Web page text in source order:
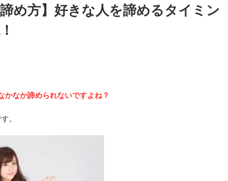
諦め方】好きな人を諦めるタイミン
かなか諦められないですよね？
。